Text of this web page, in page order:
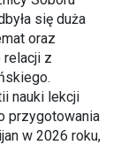
się duża
oraz
relacji z
nauki lekcji
przygotowania
w 2026 roku,